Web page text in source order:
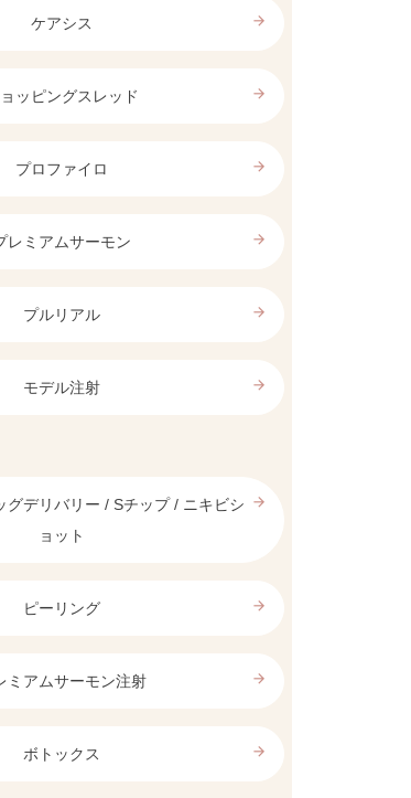
ケアシス arrow_forward
ッピングスレッド arrow_forward
プロファイロ arrow_forward
レミアムサーモン arrow_forward
プルリアル arrow_forward
モデル注射 arrow_forward
グデリバリー / Sチップ / ニキビシ
ョット
arrow_forward
ピーリング arrow_forward
ミアムサーモン注射 arrow_forward
ボトックス arrow_forward